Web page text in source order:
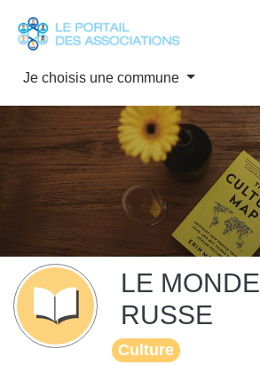
Je choisis une commune
LE MONDE
RUSSE
Culture